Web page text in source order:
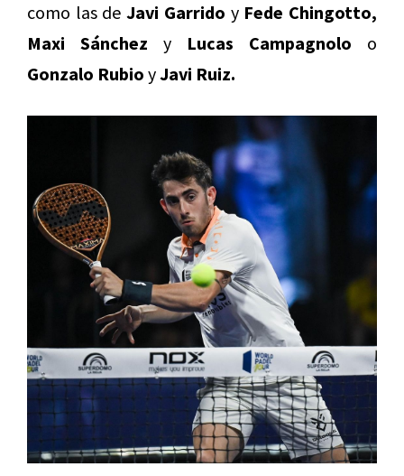
como las deJavi Garrido y Fede Chingotto,
Maxi Sánchez y Lucas Campagnolo o
Gonzalo Rubio yJavi Ruiz.